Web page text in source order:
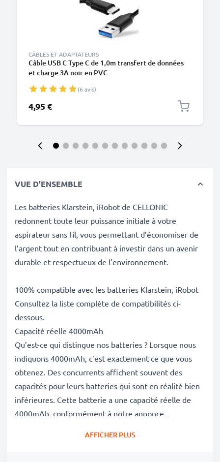
CÂBLES ET ADAPTATEURS
Câble USB C Type C de 1,0m transfert de données
et charge 3A noir en PVC
(6 avis)
4,95 €
VUE D'ENSEMBLE
Les batteries Klarstein, iRobot de CELLONIC
redonnent toute leur puissance initiale à votre
aspirateur sans fil, vous permettant d’économiser de
l’argent tout en contribuant à investir dans un avenir
durable et respectueux de l’environnement.
100% compatible avec les batteries Klarstein, iRobot
Consultez la liste complète de compatibilités ci-
dessous.
Capacité réelle 4000mAh
Qu’est-ce qui distingue nos batteries ? Lorsque nous
indiquons 4000mAh, c’est exactement ce que vous
obtenez. Des concurrents affichent souvent des
capacités pour leurs batteries qui sont en réalité bien
inférieures. Cette batterie a une capacité réelle de
4000mAh, conformément à notre annonce.
AFFICHER PLUS